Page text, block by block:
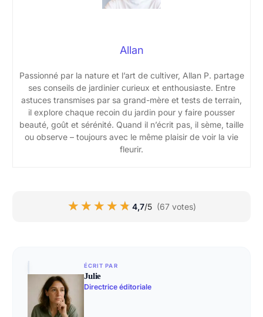
Allan
Passionné par la nature et l’art de cultiver, Allan P. partage
ses conseils de jardinier curieux et enthousiaste. Entre
astuces transmises par sa grand-mère et tests de terrain,
il explore chaque recoin du jardin pour y faire pousser
beauté, goût et sérénité. Quand il n’écrit pas, il sème, taille
ou observe – toujours avec le même plaisir de voir la vie
fleurir.
★★★★★
★★★★★ 4,7/5 (67 votes)
ÉCRIT PAR
Julie
Directrice éditoriale